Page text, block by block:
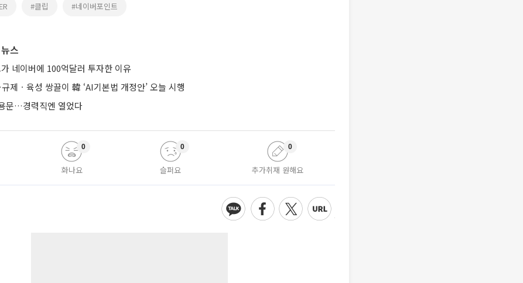
#클립 #네이버포인트
스
네이버에 100억달러 투자한 이유
제ㆍ육성 쌍끌이 韓 ‘AI기본법 개정안’ 오늘 시행
문…경력직엔 열었다
화나요
0
슬퍼요
0
추가취재 원해요
0